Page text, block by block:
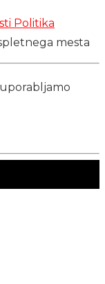
Politika
mesta